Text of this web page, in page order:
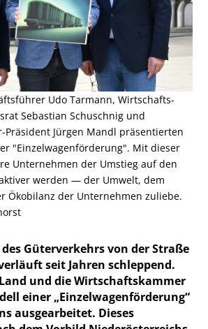
Udo Tarmann, Wirtschafts-
Sebastian Schuschnig und
Präsident Jürgen Mandl präsentierten
"Einzelwagenförderung". Mit dieser
Unternehmen der Umstieg auf den
werden — der Umwelt, dem
Ökobilanz der Unternehmen zuliebe.
Güterverkehrs von der Straße
seit Jahren schleppend.
und die Wirtschaftskammer
einer „Einzelwagenförderung“
ausgearbeitet. Dieses